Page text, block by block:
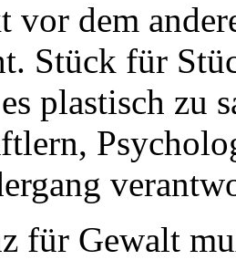
vor dem
Stück für
plastisch zu
für Gewalt